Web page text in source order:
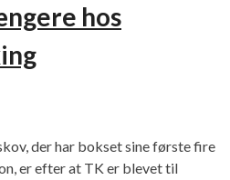
hos
der har bokset sine første fire
er efter at TK er blevet til